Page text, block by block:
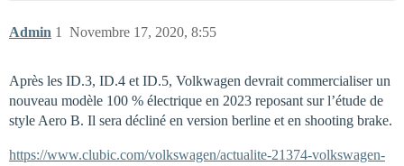
Admin Novembre 17, 2020, 8:55
1
Après les ID.3, ID.4 et ID.5, Volkwagen devrait commercialiser un
nouveau modèle 100 % électrique en 2023 reposant sur l’étude de
style Aero B. Il sera décliné en version berline et en shooting brake.
https://www.clubic.com/volkswagen/actualite-21374-volkswagen-